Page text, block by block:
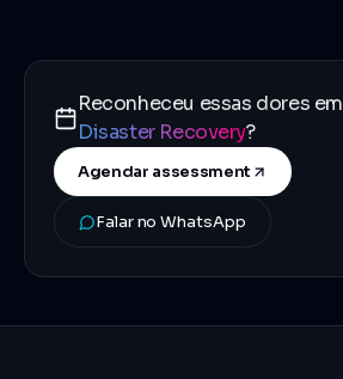
Reconheceu essas dores em
Disaster Recovery?
Agendar assessment
Falar no WhatsApp